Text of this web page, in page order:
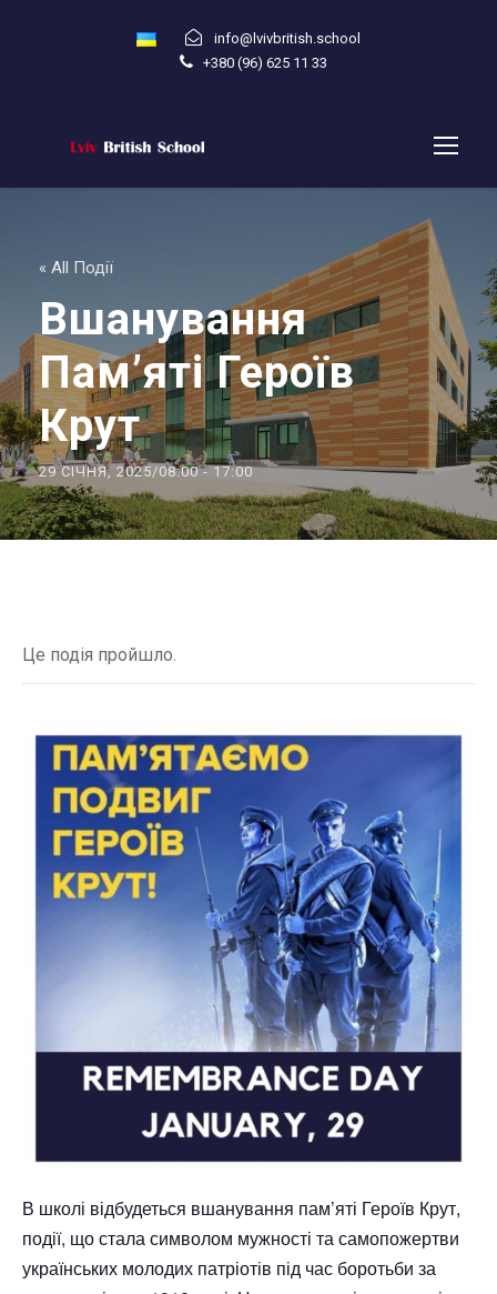
info@lvivbritish.school
+380 (96) 625 11 33
« All Події
Вшанування
Пам’яті Героїв
Крут
29 СІЧНЯ, 2025/08:00- 17:00
Це подія пройшло.
В школі відбудеться вшанування пам’яті Героїв Крут,
події, що стала символом мужності та самопожертви
українських молодих патріотів під час боротьби за